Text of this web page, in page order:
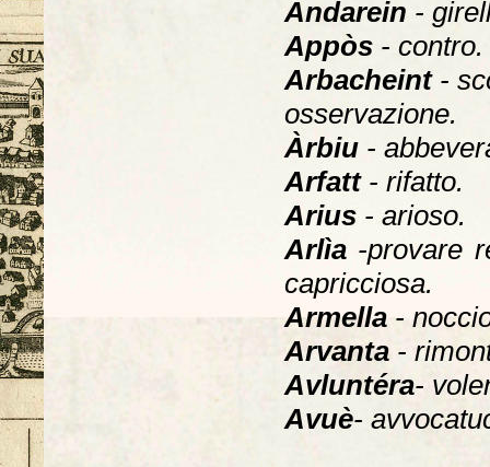
Andarein -
Appòs - contro.
Arbacheint -
osservazione.
Àrbiu -
Arfatt - rifatto.
Arius - arioso.
Arlìa -provare
capricciosa.
Armella -
Arvanta -
Avluntéra-
Avuè-